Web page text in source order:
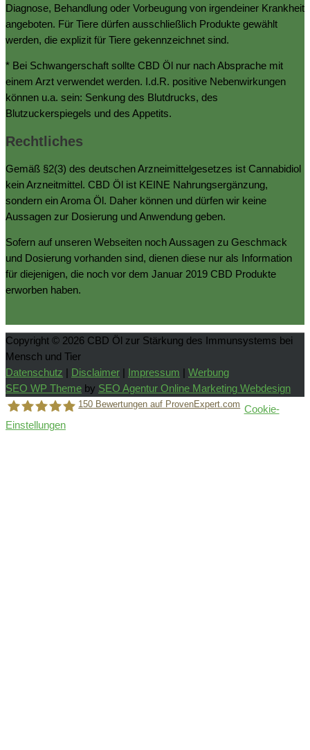
Diagnose, Behandlung oder Vorbeugung von irgendeiner Krankheit
angeboten. Für Tiere dürfen ausschließlich Produkte gewählt
werden, die explizit für Tiere gekennzeichnet sind.
* Bei Schwangerschaft sollte CBD Öl nur nach Absprache mit
einem Arzt verwendet werden. I.d.R. positive Nebenwirkungen
können u.a. sein: Senkung des Blutdrucks, des
Blutzuckerspiegels und des Appetits.
Rechtliches
Gemäß §2(3) des deutschen Arzneimittelgesetzes ist Cannabidiol
kein Arzneitmittel. CBD Öl ist KEINE Nahrungsergänzung,
sondern ein Aroma Öl. Daher können und dürfen wir keine
Aussagen zur Dosierung und Anwendung geben.
Sofern auf unseren Webseiten noch Aussagen zu Geschmack
und Dosierung vorhanden sind, dienen diese nur als Information
für diejenigen, die noch vor dem Januar 2019 CBD Produkte
erworben haben.
Copyright © 2026 CBD Öl zur Stärkung des Immunsystems bei
Mensch und Tier
Datenschutz
Disclaimer Impressum
Werbung
SEO WP Theme by SEO Agentur Online Marketing Webdesign
150 Bewertungen auf ProvenExpert.com Cookie-
Einstellungen